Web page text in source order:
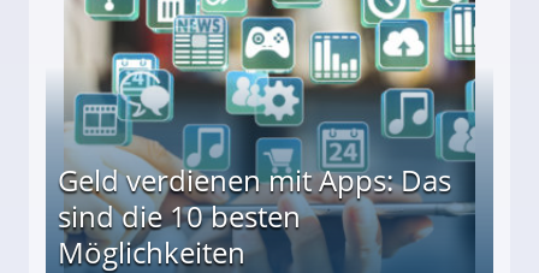
Geld verdienen mit Apps: Das
sind die 10 besten
Möglichkeiten